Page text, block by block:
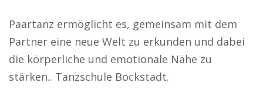
Paartanz ermöglicht es, gemeinsam mit dem
Partner eine neue Welt zu erkunden und dabei
die körperliche und emotionale Nähe zu
stärken.. Tanzschule Bockstadt.